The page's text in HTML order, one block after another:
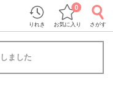
りれき お気に入り
0
さがす
ました